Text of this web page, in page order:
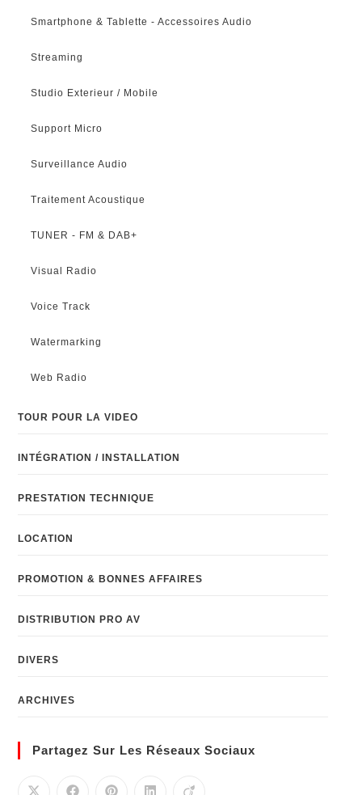
Smartphone & Tablette - Accessoires Audio
Streaming
Studio Exterieur / Mobile
Support Micro
Surveillance Audio
Traitement Acoustique
TUNER - FM & DAB+
Visual Radio
Voice Track
Watermarking
Web Radio
TOUR POUR LA VIDEO
INTÉGRATION / INSTALLATION
PRESTATION TECHNIQUE
LOCATION
PROMOTION & BONNES AFFAIRES
DISTRIBUTION PRO AV
DIVERS
ARCHIVES
Partagez Sur Les Réseaux Sociaux